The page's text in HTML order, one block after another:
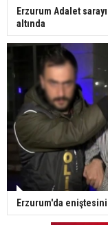
Erzurum Adalet
altında
Erzurum'da